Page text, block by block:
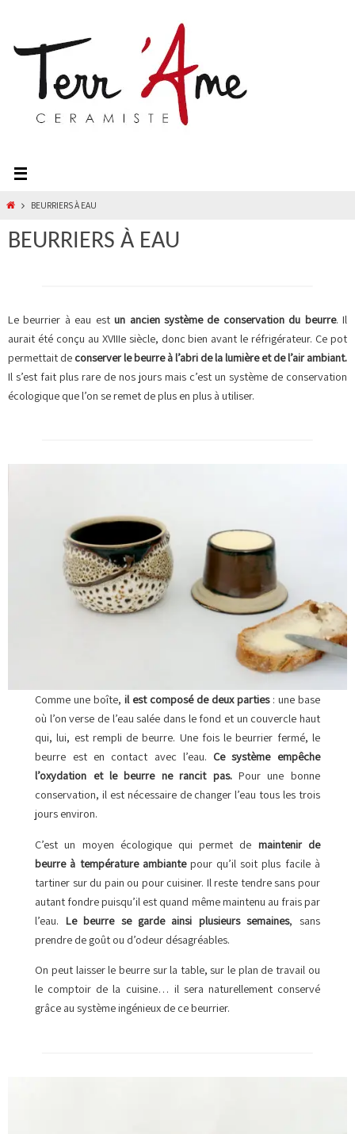
HOMEBEURRIERS À EAU
BEURRIERS À EAU
Le beurrier à eau estun ancien système de conservation du beurre. Il
aurait été conçu au XVIIIe siècle, donc bien avant le réfrigérateur. Ce pot
permettait de conserver le beurre à l’abri de la lumière et de l’air ambiant.
Il s’est fait plus rare de nos jours mais c’est un système de conservation
écologique que l’on se remet de plus en plus à utiliser.
Comme une boîte,il est composé de deux parties : une base
où l’on verse de l’eau salée dans le fond et un couvercle haut
qui, lui, est rempli de beurre. Une fois le beurrier fermé, le
beurre est en contact avec l’eau. Ce système empêche
l’oxydation et le beurre ne rancit pas.Pour une bonne
conservation, il est nécessaire de changer l’eau tous les trois
jours environ.
C’est un moyen écologique qui permet de maintenir de
beurre à température ambiantepour qu’il soit plus facile à
tartiner sur du pain ou pour cuisiner. Il reste tendre sans pour
autant fondre puisqu’il est quand même maintenu au frais par
l’eau. Le beurre se garde ainsi plusieurs semaines, sans
prendre de goût ou d’odeur désagréables.
On peut laisser le beurre sur la table, sur le plan de travail ou
le comptoir de la cuisine… il sera naturellement conservé
grâce au système ingénieux de ce beurrier.